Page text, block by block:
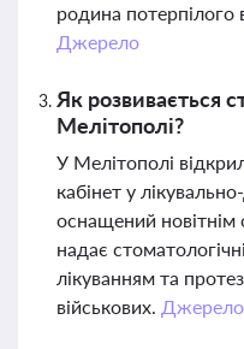
родина потерпілого
Джерело
Як розвивається
Мелітополі?
У Мелітополі
кабінет у
оснащений
надає
лікуванням та
військових. Джерело